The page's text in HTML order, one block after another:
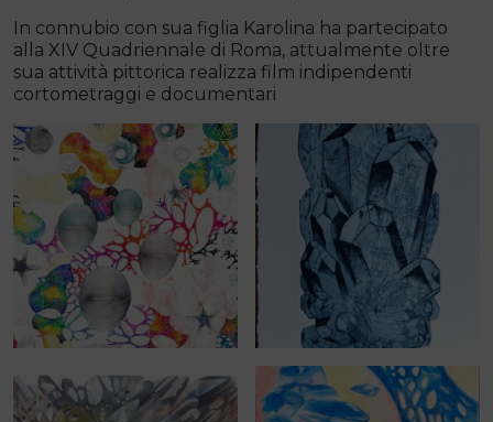
In connubio con sua figlia Karolina ha partecipato
alla XIV Quadriennale di Roma, attualmente oltre
sua attività pittorica realizza film indipendenti
cortometraggi e documentari